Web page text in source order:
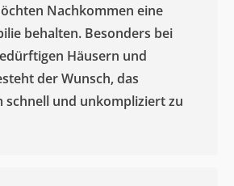
Nachkommen eine
behalten. Besonders bei
Häusern und
der Wunsch, das
schnell und unkompliziert zu